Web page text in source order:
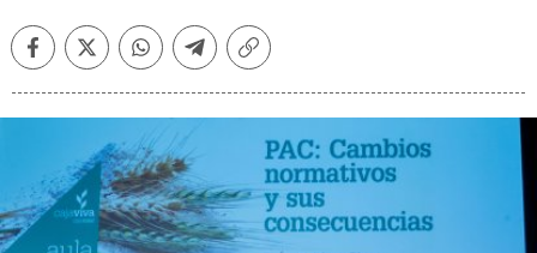
FacebookTwitterWhatsappTelegramCopiar